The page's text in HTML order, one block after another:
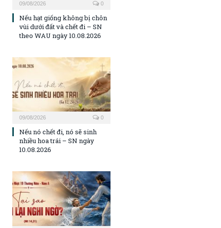
09/08/2026 0
Nếu hạt giống không bị chôn
vùi dưới đất và chết đi – SN
theo WAU ngày 10.08.2026
09/08/2026 0
Nếu nó chết đi, nó sẽ sinh
nhiều hoa trái – SN ngày
10.08.2026